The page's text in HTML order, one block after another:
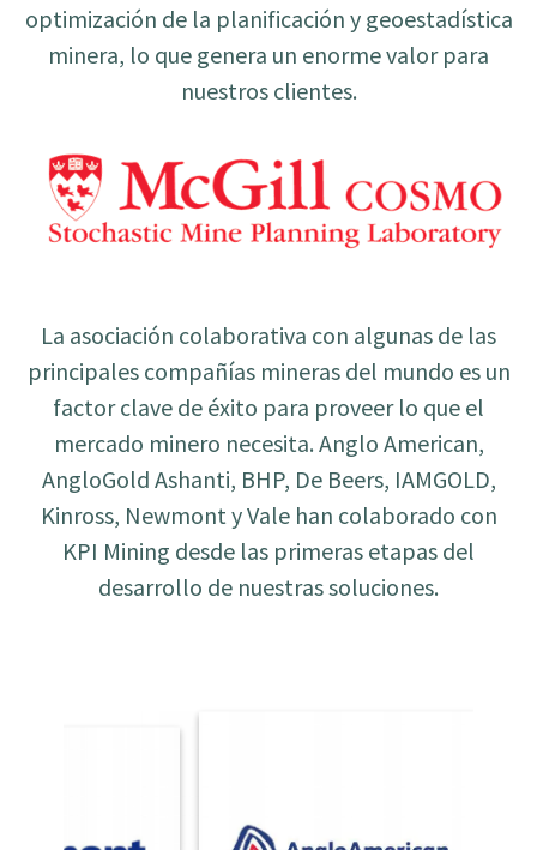
optimización de la planificación y geoestadística
minera, lo que genera un enorme valor para
nuestros clientes.
La asociación colaborativa con algunas de las
principales compañías mineras del mundo es un
factor clave de éxito para proveer lo que el
mercado minero necesita. Anglo American,
AngloGold Ashanti, BHP, De Beers, IAMGOLD,
Kinross, Newmont y Vale han colaborado con
KPI Mining desde las primeras etapas del
desarrollo de nuestras soluciones.